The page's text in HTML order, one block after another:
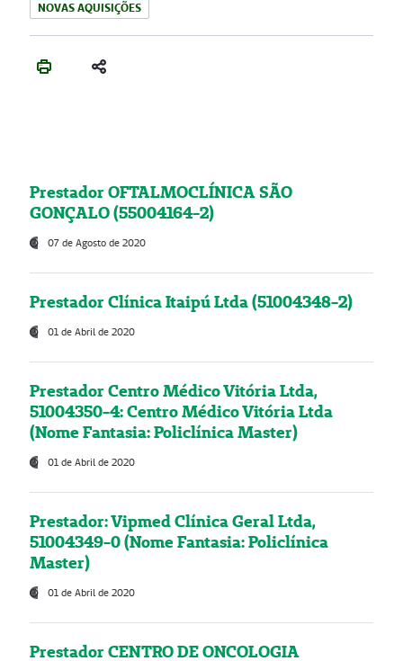
NOVAS AQUISIÇÕES
Prestador OFTALMOCLÍNICA SÃO
GONÇALO (55004164-2)
07 de Agosto de 2020
Prestador Clínica Itaipú Ltda (51004348-2)
01 de Abril de 2020
Prestador Centro Médico Vitória Ltda,
51004350-4: Centro Médico Vitória Ltda
(Nome Fantasia: Policlínica Master)
01 de Abril de 2020
Prestador: Vipmed Clínica Geral Ltda,
51004349-0 (Nome Fantasia: Policlínica
Master)
01 de Abril de 2020
Prestador CENTRO DE ONCOLOGIA